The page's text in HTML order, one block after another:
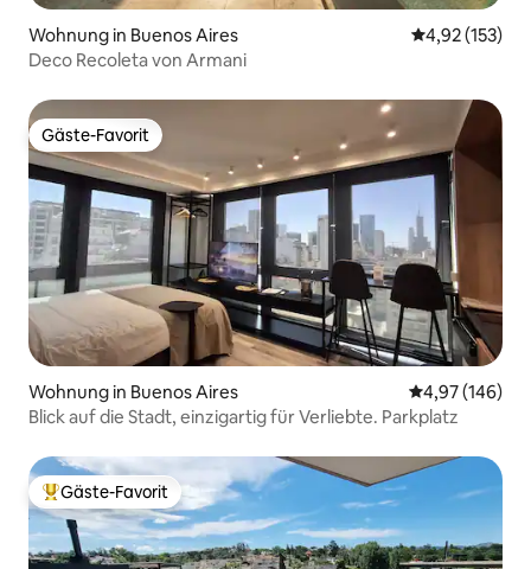
Wohnung in Buenos Aires
4,92 (153)
Deco Recoleta von Armani
Gäste-Favorit
Gäste-Favorit
Wohnung in Buenos Aires
4,97 (146)
Blick auf die Stadt, einzigartig für Verliebte. Parkplatz
Beliebter Gäste-Favorit.
Gäste-Favorit